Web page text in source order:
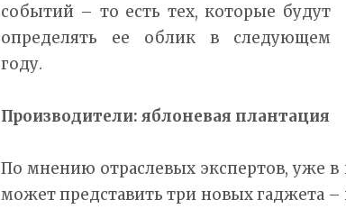
событий – то есть тех, которые будут
определять ее облик в следующем
году.
Производители: яблоневая плантация
По мнению отраслевых экспертов, уже в
может представить три новых гаджета –